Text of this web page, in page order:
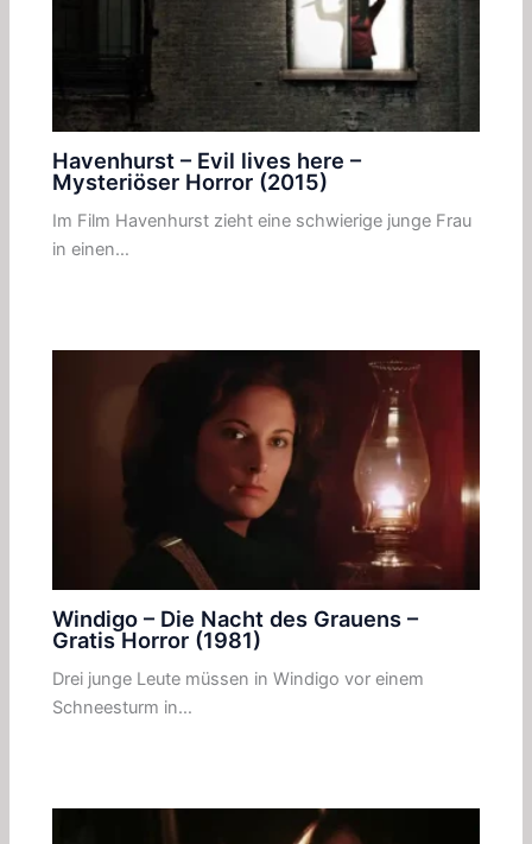
Havenhurst – Evil lives here –
Mysteriöser Horror (2015)
Im Film Havenhurst zieht eine schwierige junge Frau
in einen…
Windigo – Die Nacht des Grauens –
Gratis Horror (1981)
Drei junge Leute müssen in Windigo vor einem
Schneesturm in…